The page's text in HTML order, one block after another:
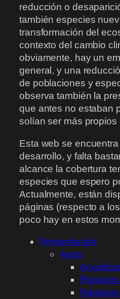
reducción o
también especies
transformación del
contexto del cambio
obviamente, hay un
general, y una
de poblaciones y
observa también la
que antes no estaban
solían ser más propios
Esta web se
desarrollo, y falta
alcance la cobertura
especies que espero
Actualmente, están
páginas (respecto a
poco hay en estos
Presentación
Aves